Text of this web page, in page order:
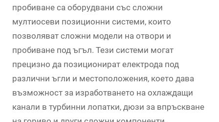
пробиване са оборудвани със сложни
мултиосеви позиционни системи, които
позволяват сложни модели на отвори и
пробиване под ъгъл. Тези системи могат
прецизно да позиционират електрода под
различни ъгли и местоположения, което дава
възможност за изработването на охлаждащи
канали в турбинни лопатки, дюзи за впръскване